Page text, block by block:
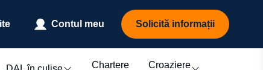
Contul meu Solicită informații
Chartere Croaziere